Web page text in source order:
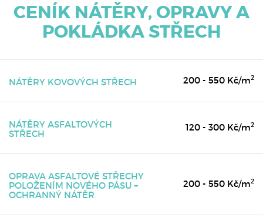
CENÍK NÁTĚRY, OPRAVY A
POKLÁDKA STŘECH
NÁTĚRY KOVOVÝCH STŘECH 200 - 550 Kč/m2
NÁTĚRY ASFALTOVÝCH
STŘECH
120 - 300 Kč/m2
OPRAVA ASFALTOVÉ STŘECHY
POLOŽENÍM NOVÉHO PÁSU +
OCHRANNÝ NÁTĚR
200 - 550 Kč/m2